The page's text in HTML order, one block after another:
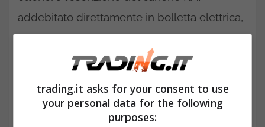
addebitato direttamente in bolletta elettrica,
bisogna presentare il modulo di esenzione
online sul sito dell’Agenzia delle Entrate.
trading.it asks for your consent to use
your personal data for the following
purposes: